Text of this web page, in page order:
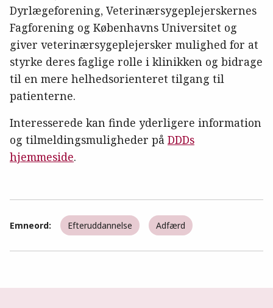
Dyrlægeforening, Veterinærsygeplejerskernes
Fagforening og Københavns Universitet og
giver veterinærsygeplejersker mulighed for at
styrke deres faglige rolle i klinikken og bidrage
til en mere helhedsorienteret tilgang til
patienterne.
Interesserede kan finde yderligere information
og tilmeldingsmuligheder på DDDs
hjemmeside.
Emneord: Efteruddannelse Adfærd